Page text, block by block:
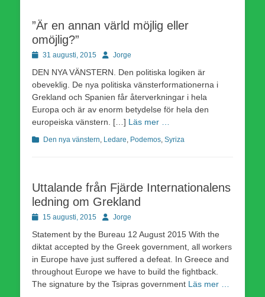
”Är en annan värld möjlig eller
omöjlig?”
Publicerad
31 augusti, 2015 Författare
Jorge
DEN NYA VÄNSTERN. Den politiska logiken är
obeveklig. De nya politiska vänsterformationerna i
Grekland och Spanien får återverkningar i hela
Europa och är av enorm betydelse för hela den
europeiska vänstern. […] Läs mer …
Kategorier
Den nya vänstern Ledare Podemos Syriza
Uttalande från Fjärde Internationalens
ledning om Grekland
Publicerad
15 augusti, 2015 Författare
Jorge
Statement by the Bureau 12 August 2015 With the
diktat accepted by the Greek government, all workers
in Europe have just suffered a defeat. In Greece and
throughout Europe we have to build the fightback.
The signature by the Tsipras government Läs mer …